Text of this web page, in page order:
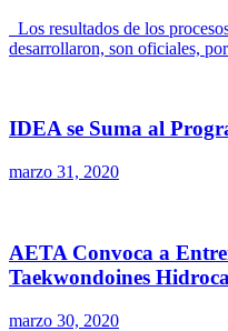
Los resultados de los
desarrollaron, son oficiales,
IDEA se Suma al
marzo 31, 2020
AETA Convoca a
Taekwondoines
marzo 30, 2020